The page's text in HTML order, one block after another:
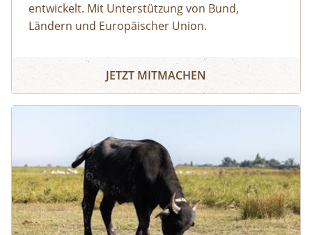
entwickelt. Mit Unterstützung von Bund,
Ländern und Europäischer Union.
JETZT MITMACHEN